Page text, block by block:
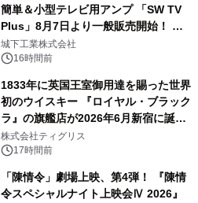
簡単＆小型テレビ用アンプ 「SW TV
Plus」8月7日より一般販売開始！ ケ
ーブル1本つなぐだけ、テレビの音が
ぐっと豊かに
城下工業株式会社
16時間前
1833年に英国王室御用達を賜った世界
初のウイスキー 『ロイヤル・ブラック
ラ』の旗艦店が2026年6月新宿に誕
生 バカルディ ジャパンと連携した
没入型バー「BAR Arca」
株式会社ティグリス
17時間前
「陳情令」劇場上映、第4弾！ 『陳情
令スペシャルナイト上映会Ⅳ 2026』